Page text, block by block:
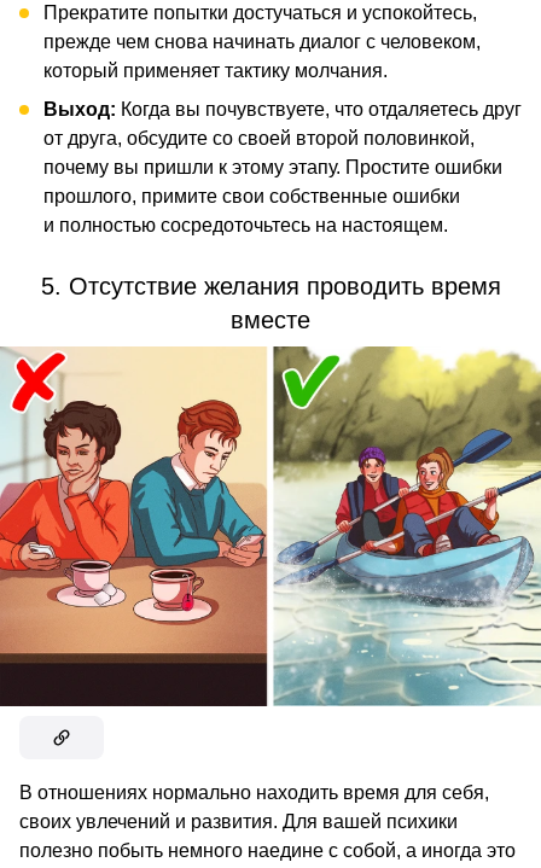
Прекратите попытки достучаться и успокойтесь,
прежде чем снова начинать диалог с человеком,
который применяет тактику молчания.
Выход: Когда вы почувствуете, что отдаляетесь друг
от друга, обсудите со своей второй половинкой,
почему вы пришли к этому этапу. Простите ошибки
прошлого, примите свои собственные ошибки
и полностью сосредоточьтесь на настоящем.
5. Отсутствие желания проводить время
вместе
В отношениях нормально находить время для себя,
своих увлечений и развития. Для вашей психики
полезно побыть немного наедине с собой, а иногда это